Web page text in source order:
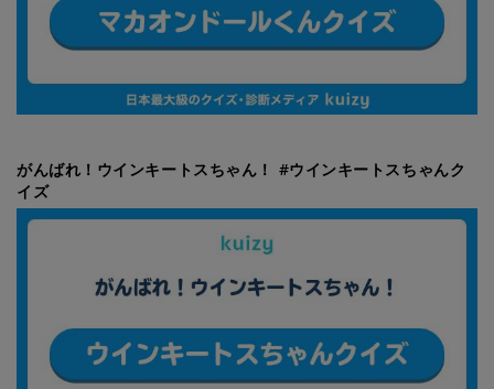
がんばれ！ウインキートスちゃん！ #ウインキートスちゃんク
イズ